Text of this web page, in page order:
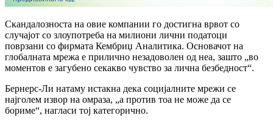
Скандалозноста на овие компании го достигна врвот со
случајот со злоупотреба на милиони лични податоци
поврзани со фирмата Кембриџ Аналитика. Основачот на
глобалната мрежа е прилично незадоволен од неа, зашто „во
моментов е загубено секакво чувство за лична безбедност“.
Бернерс-Ли натаму истакна дека социјалните мрежи се
најголем извор на омраза, „а против тоа не може да се
бориме“, нагласи тој категорично.